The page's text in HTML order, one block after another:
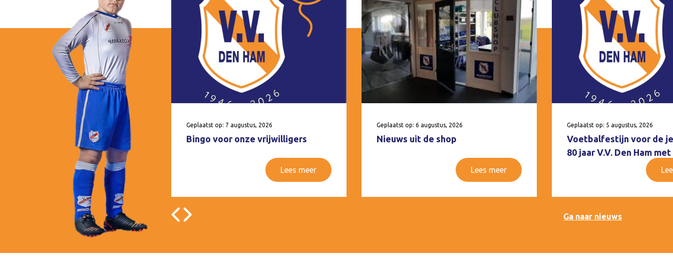
Geplaatst op: 7 augustus, 2026
Bingo voor onze vrijwilligers
Lees meer
Geplaatst op: 6 augustus, 2026
Nieuws uit de shop
Lees meer
Geplaatst op: 5 augustus, 2026
Voetbalfestijn voor de
80 jaar V.V. Den Ham
Ga naar nieuws